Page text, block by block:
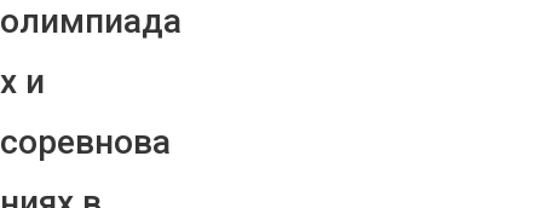
олимпиада
х и
соревнова